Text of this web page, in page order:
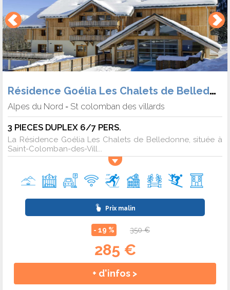
Résidence Goélia Les Chalets de Belledonne
Alpes du Nord - St colomban des villards
3 PIECES DUPLEX 6/7 PERS.
La Résidence Goélia Les Chalets de Belledonne, située à
Saint-Colomban-des-Vill...
Prix malin
- 19 % 350 €
285 €
+ d'infos >